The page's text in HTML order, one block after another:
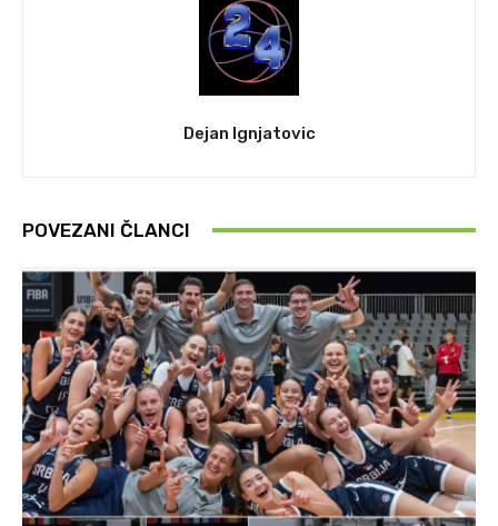
Dejan Ignjatovic
POVEZANI ČLANCI